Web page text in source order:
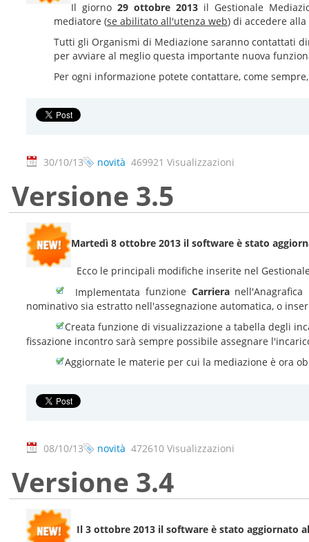
Il giorno 29 ottobre 2013 il Gestionale
mediatore (se abilitato all'utenza web) di accedere
Tutti gli Organismi di Mediazione saranno contattati
per avviare al meglio questa importante nuova
Per ogni informazione potete contattare, come
30/10/13 novità 469921 Visualizzazioni
Versione 3.5
Martedì 8 ottobre 2013 il software è stato
Ecco le principali modifiche inserite nel
Implementatafunzione Carriera
nominativo sia estratto nell'assegnazione automatica, o
Creata funzione di visualizzazione a tabella degli
fissazione incontro sarà sempre possibile assegnare
Aggiornate le materie per cui la mediazione è ora
08/10/13 novità 472610 Visualizzazioni
Versione 3.4
Il 3 ottobre 2013 il software è stato aggiornato